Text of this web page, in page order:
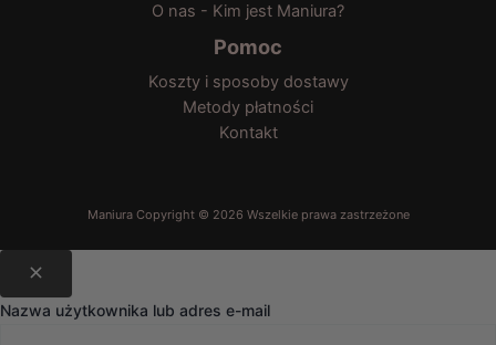
O nas - Kim jest Maniura?
Pomoc
Koszty i sposoby dostawy
Metody płatności
Kontakt
Nazwa użytkownika lub adres e-mail